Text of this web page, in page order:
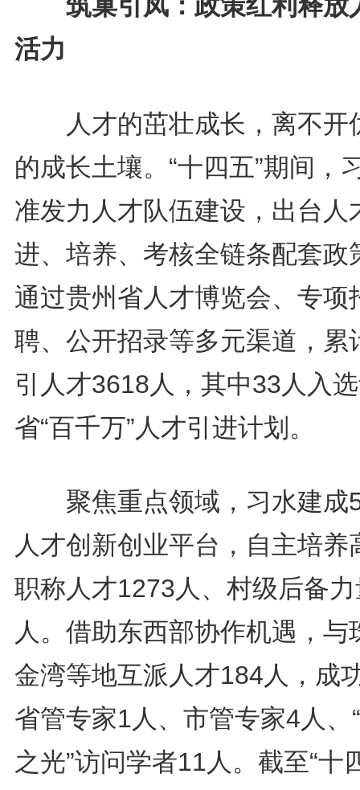
筑巢引凤：政策红利释放
活力
人才的茁壮成长，离不开
的成长土壤。“十四五”期间，
准发力人才队伍建设，出台人
进、培养、考核全链条配套政
通过贵州省人才博览会、专项
聘、公开招录等多元渠道，累
引人才3618人，其中33人入
省“百千万”人才引进计划。
聚焦重点领域，习水建成
人才创新创业平台，自主培养
职称人才1273人、村级后备
人。借助东西部协作机遇，与
金湾等地互派人才184人，成
省管专家1人、市管专家4人、
之光”访问学者11人。截至“十